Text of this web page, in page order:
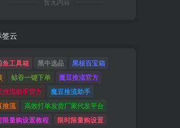
暂无内容
签云
鱼工具箱 黑牛选品
黑核百宝箱
鲸吞一键下单
魔豆推流官方
推流助手官方
魔豆推流助手
推流
高效打单发货厂家代发平台
限量购设置教程
限时限量购设置